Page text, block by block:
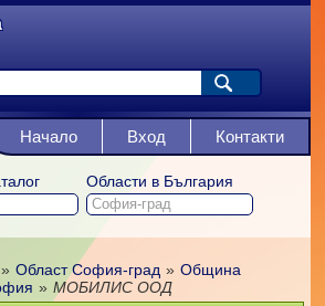
Области в България
Начало Вход Контакти
» Област София-град » Община
» МОБИЛИС ООД